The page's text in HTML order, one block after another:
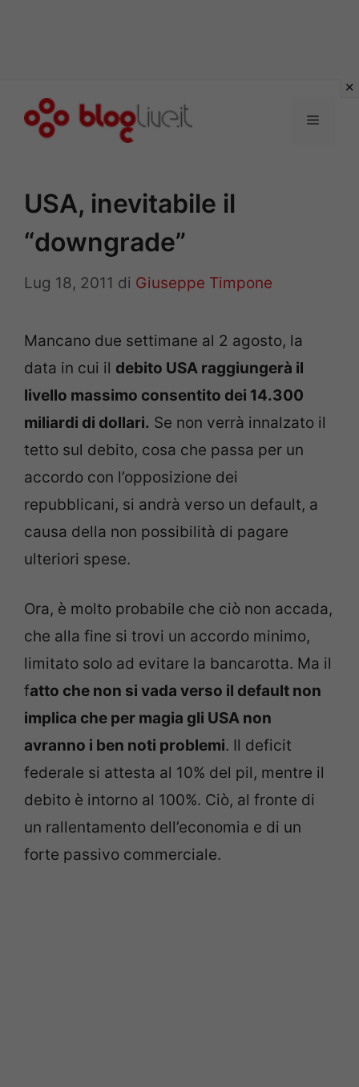
Menu
USA, inevitabile il
“downgrade”
Lug 18, 2011 di Giuseppe Timpone
Mancano due settimane al 2 agosto, la
data in cui il debito USA raggiungerà il
livello massimo consentito dei 14.300
miliardi di dollari. Se non verrà innalzato il
tetto sul debito, cosa che passa per un
accordo con l’opposizione dei
repubblicani, si andrà verso un default, a
causa della non possibilità di pagare
ulteriori spese.
Ora, è molto probabile che ciò non accada,
che alla fine si trovi un accordo minimo,
limitato solo ad evitare la bancarotta. Ma il
fatto che non si vada verso il default non
implica che per magia gli USA non
avranno i ben noti problemi. Il deficit
federale si attesta al 10% del pil, mentre il
debito è intorno al 100%. Ciò, al fronte di
un rallentamento dell’economia e di un
forte passivo commerciale.